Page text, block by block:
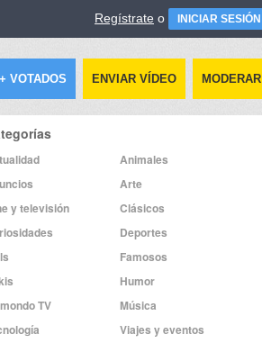
Regístrate o INICIAR SESIÓN
+ VOTADOS ENVIAR VÍDEO MODERAR
Animales
Arte
y televisión
Clásicos
Deportes
Famosos
Humor
TV
Música
Viajes y eventos